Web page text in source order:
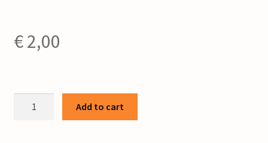
€2,00
Add to cart